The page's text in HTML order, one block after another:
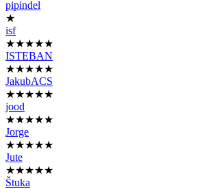
pipindel
★
isf
★★★★★
ISTEBAN
★★★★★
JakubACS
★★★★★
jood
★★★★★
Jorge
★★★★★
Jute
★★★★★
Štuka